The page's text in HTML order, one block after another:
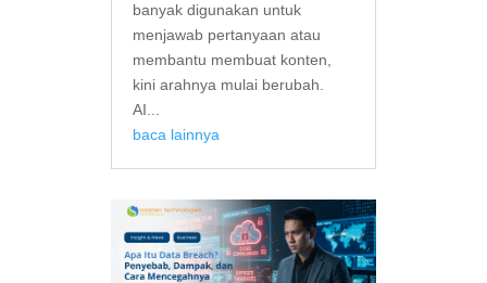
banyak digunakan untuk
menjawab pertanyaan atau
membantu membuat konten,
kini arahnya mulai berubah.
AI...
baca lainnya